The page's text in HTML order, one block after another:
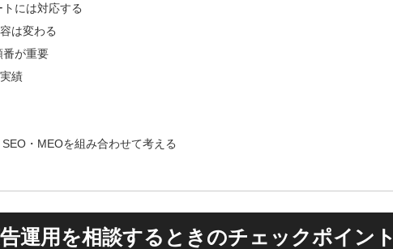
には対応する
は変わる
番が重要
績
・MEOを組み合わせて考える
運用を相談するときのチェックポイント